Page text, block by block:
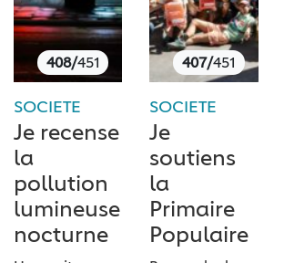
408/451
SOCIETE
Je recense
la
pollution
lumineuse
nocturne
407/451
SOCIETE
Je
soutiens
la
Primaire
Populaire